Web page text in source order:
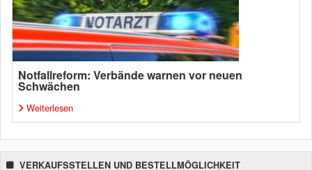
Notfallreform: Verbände warnen vor neuen
Schwächen
Weiterlesen
VERKAUFSSTELLEN UND BESTELLMÖGLICHKEIT